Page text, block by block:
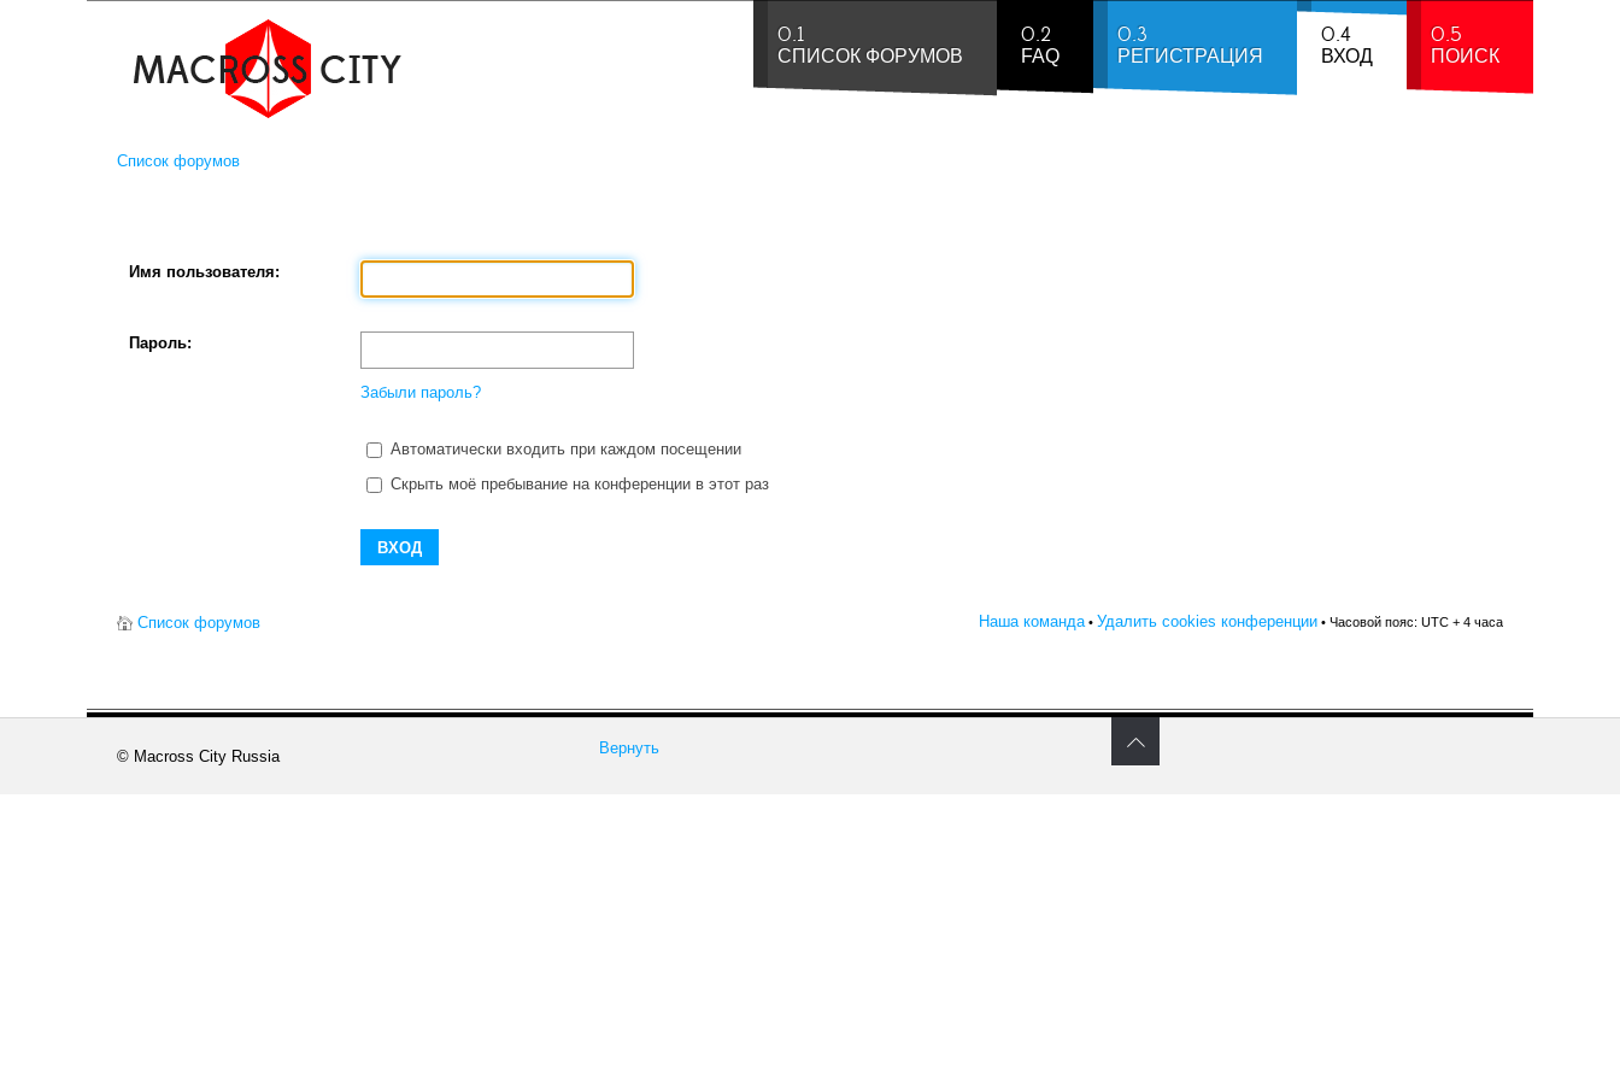
0.1
СПИСОК ФОРУМОВ
0.2
FAQ
0.3
РЕГИСТРАЦИЯ
0.4
ВХОД
0.5
ПОИСК
Список форумов
Имя пользователя:
Пароль:
Забыли пароль?
Автоматически входить при каждом посещении
Скрыть моё пребывание на конференции в этот раз
Список форумов Наша команда • Удалить cookies конференции • Часовой пояс: UTC + 4 часа
© Macross City Russia Вернуть